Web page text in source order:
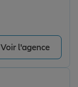
Voir l'agence